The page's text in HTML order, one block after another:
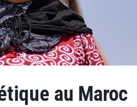
au Maroc